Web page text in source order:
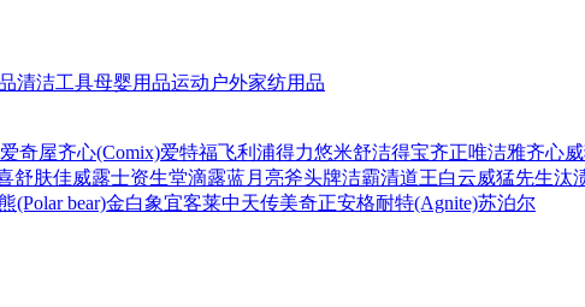
清洁工具母婴用品运动户外家纺用品
爱奇屋齐心(Comix)爱特福飞利浦得力悠米舒洁得宝齐正唯洁雅齐心
舒肤佳威露士资生堂滴露蓝月亮斧头牌洁霸清道王白云威猛先生汰
(Polar bear)金白象宜客莱中天传美奇正安格耐特(Agnite)苏泊尔